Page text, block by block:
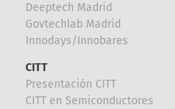
Deeptech Madrid
Govtechlab Madrid
Innodays/Innobares
CITT
Presentación CITT
CITT en Semiconductores